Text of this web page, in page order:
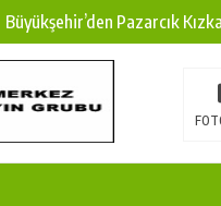
Büyükşehir’den Pazarcık
Büyükşehir’den Pazarcık
Çin’den KSÜ’ye Uluslararası